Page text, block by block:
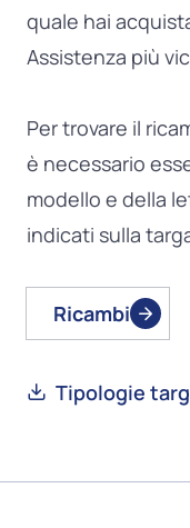
quale hai
Assistenza più
Per trovare il
è necessario
modello e della
indicati sulla
Ricambi
Tipologie